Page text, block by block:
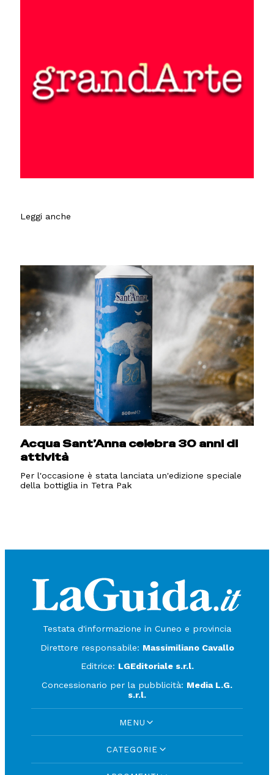
Leggi anche
Acqua Sant’Anna celebra 30 anni di
attività
Per l'occasione è stata lanciata un'edizione speciale
della bottiglia in Tetra Pak
Testata d'informazione in Cuneo e provincia
Direttore responsabile: Massimiliano Cavallo
Editrice: LGEditoriale s.r.l.
Concessionario per la pubblicità: Media L.G.
s.r.l.
MENU
CATEGORIE